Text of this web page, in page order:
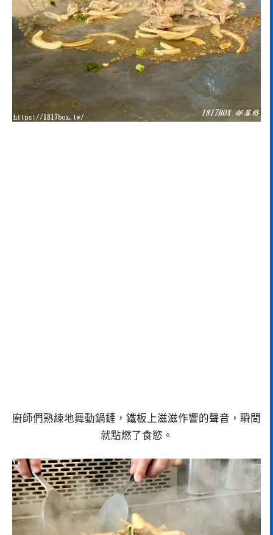
廚師們熟練地舞動鍋鏟，鐵板上滋滋作響的聲音，瞬間
就點燃了食慾。